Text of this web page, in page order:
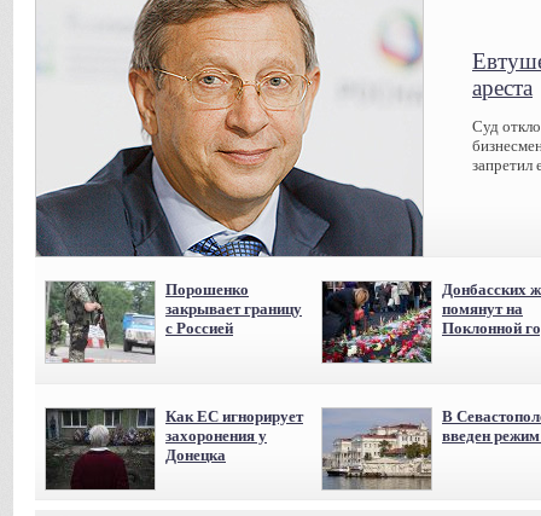
ареста
Суд
запретил
Порошенко
закрывает границу
с Россией
Донбасских
помянут на
Поклонной
Как ЕС игнорирует
захоронения у
Донецка
В
введен